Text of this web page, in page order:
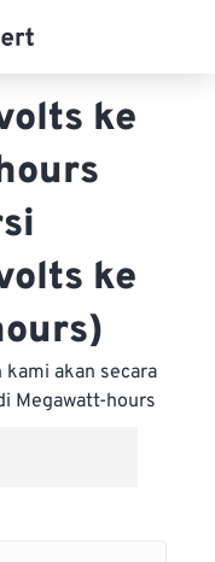
ke
ke
kami akan secara
Megawatt-hours